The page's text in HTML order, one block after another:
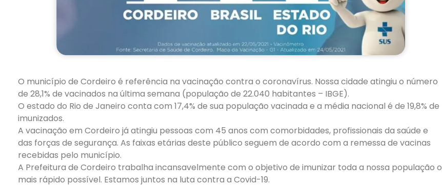
O município de Cordeiro é referência na vacinação contra o coronavírus. Nossa cidade atingiu o número
de 28,1% de vacinados na última semana (população de 22.040 habitantes – IBGE).
O estado do Rio de Janeiro conta com 17,4% de sua população vacinada e a média nacional é de 19,8% de
imunizados.
A vacinação em Cordeiro já atingiu pessoas com 45 anos com comorbidades, profissionais da saúde e
das forças de segurança. As faixas etárias deste público seguem de acordo com a remessa de vacinas
recebidas pelo município.
A Prefeitura de Cordeiro trabalha incansavelmente com o objetivo de imunizar toda a nossa população o
mais rápido possível. Estamos juntos na luta contra a Covid-19.